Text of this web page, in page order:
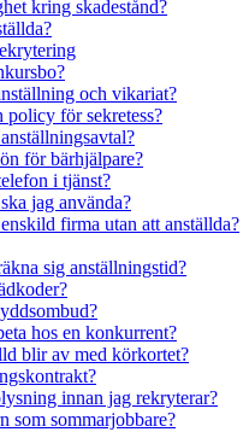
kring skadestånd?
och vikariat?
policy för sekretess?
för bärhjälpare?
i tjänst?
jag använda?
firma utan att anställda?
sig anställningstid?
hos en konkurrent?
blir av med körkortet?
innan jag rekryterar?
som sommarjobbare?